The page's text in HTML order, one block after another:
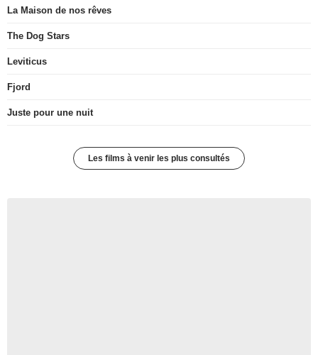
La Maison de nos rêves
The Dog Stars
Leviticus
Fjord
Juste pour une nuit
Les films à venir les plus consultés